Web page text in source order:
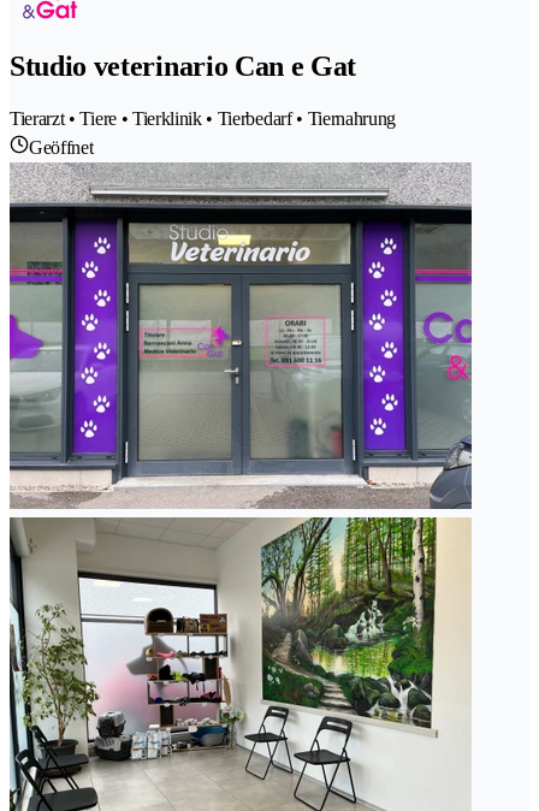
Studio veterinario Can e Gat
Tierarzt • Tiere • Tierklinik • Tierbedarf • Tiernahrung
Geöffnet